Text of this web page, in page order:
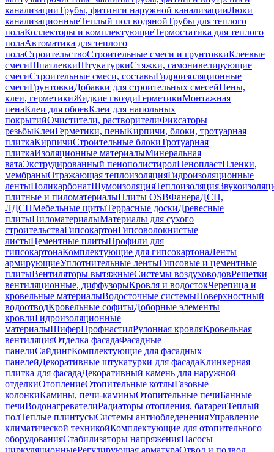
канализацииТрубы, фитинги наружной канализацииЛюки
канализационныеТеплый пол водянойТрубы для теплого
полаКоллекторы и комплектующиеТермостатика для теплого
полаАвтоматика для теплого
полаСтроительствоСтроительные смеси и грунтовкиКлеевые
смесиШпатлевкиШтукатуркиСтяжки, самонивелирующие
смесиСтроительные смеси, составыГидроизоляционные
смесиГрунтовкиДобавки для строительных смесейПены,
клеи, герметикиЖидкие гвоздиГерметикиМонтажная
пенаКлеи для обоевКлеи для напольных
покрытийОчистители, растворителиФиксаторы
резьбыКлеиГерметики, пеныКирпичи, блоки, тротуарная
плиткаКирпичиСтроительные блокиТротуарная
плиткаИзоляционные материалыМинеральная
ватаЭкструдированный пенополистиролПенопластПленки,
мембраныОтражающая теплоизоляцияГидроизоляционные
лентыПоликарбонатШумоизоляцияТеплоизоляция
плитные и пиломатериалыПлиты OSBФанераДСП,
ЛДСПМебельные щитыТеррасные доскиДревесные
плитыПиломатериалыМатериалы для сухого
строительстваГипсокартонГипсоволокнистые
листыЦементные плитыПрофили для
гипсокартонаКомплектующие для гипсокартонаЛенты
армирующиеУплотнительные лентыГипсовые и цементные
плитыВентиляторы вытяжныеСистемы воздуховодовРешетки
вентиляционные, диффузорыКровля и водостокЧерепица и
кровельные материалыВодосточные системыПоверхностный
водоотводКровельные софитыДоборные элементы
кровлиГидроизоляционные
материалыШиферПрофнастилРулонная кровляКровельная
вентиляцияОтделка фасадаФасадные
панелиСайдингКомплектующие для фасадных
панелейДекоративные штукатурки для фасадаКлинкерная
плитка для фасадаДекоративный камень для наружной
отделкиОтоплениеОтопительные котлыГазовые
колонкиКамины, печи-каминыОтопительные печиБанные
печиВодонагревателиРадиаторы отопления, батареиТеплый
полТеплые плинтусыСистемы антиобледененияУправление
климатической техникойКомплектующие для отопительного
оборудованияСтабилизаторы напряженияНасосы
циркуляционныеРегулирующая арматураОтвод и подвод